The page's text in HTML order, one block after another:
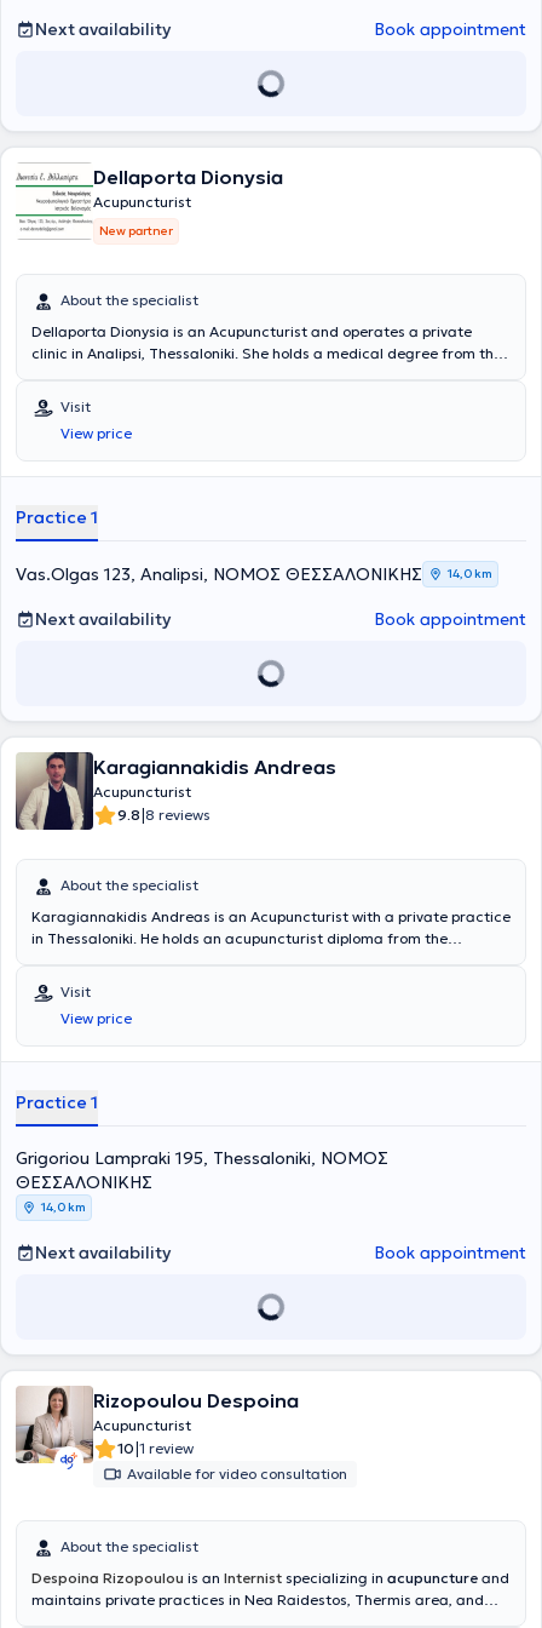
Next availability Book appointment
Dellaporta Dionysia
Acupuncturist
New partner
About the specialist
Dellaporta Dionysia is an Acupuncturist and operates a private
clinic in Analipsi, Thessaloniki. She holds a medical degree from the
postgraduate program in Health Unit Management at the Open
University of Rome. She specialized in Neurology and holds a
Medical Acupuncture diploma. She works at the Alzheimer’s Disease
and Related Disorders Society and additionally manages an
Visit
View price
Practice 1
Vas.Olgas 123, Analipsi, ΝΟΜΟΣ ΘΕΣΣΑΛΟΝΙΚΗΣ 14,0 km
Next availability Book appointment
Karagiannakidis Andreas
Acupuncturist
9.8|8 reviews
About the specialist
Karagiannakidis Andreas is an Acupuncturist with a private practice
in Thessaloniki. He holds an acupuncturist diploma from the
experience in medical acupuncture, cerebrovascular accidents,
hypertension, and diabetes mellitus. He has many years of
professional experience and has specialized and worked in
numerous hospitals in Greece, including the General Hospital of
"Hippokration," and the General Hospital of Kavala. To this day, he
EUROMEDICA group in Thessaloniki. In his private practice, he
provides specialized services tailored to the individualized needs of
his patients.
Visit
View price
Practice 1
Grigoriou Lampraki 195, Thessaloniki, ΝΟΜΟΣ
ΘΕΣΣΑΛΟΝΙΚΗΣ
14,0 km
Next availability Book appointment
Rizopoulou Despoina
Acupuncturist
10|1 review
Available for video consultation
About the specialist
Despoina Rizopoulou is an Internist specializing in acupuncture and
maintains private practices in Nea Raidestos, Thermis area, and